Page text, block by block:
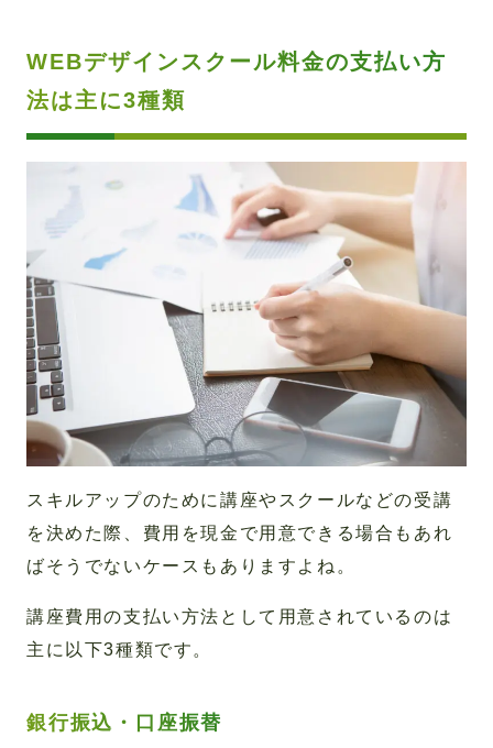
WEBデザインスクール料金の支払い方
法は主に3種類
スキルアップのために講座やスクールなどの受講
を決めた際、費用を現金で用意できる場合もあれ
ばそうでないケースもありますよね。
講座費用の支払い方法として用意されているのは
主に以下3種類です。
銀行振込・口座振替